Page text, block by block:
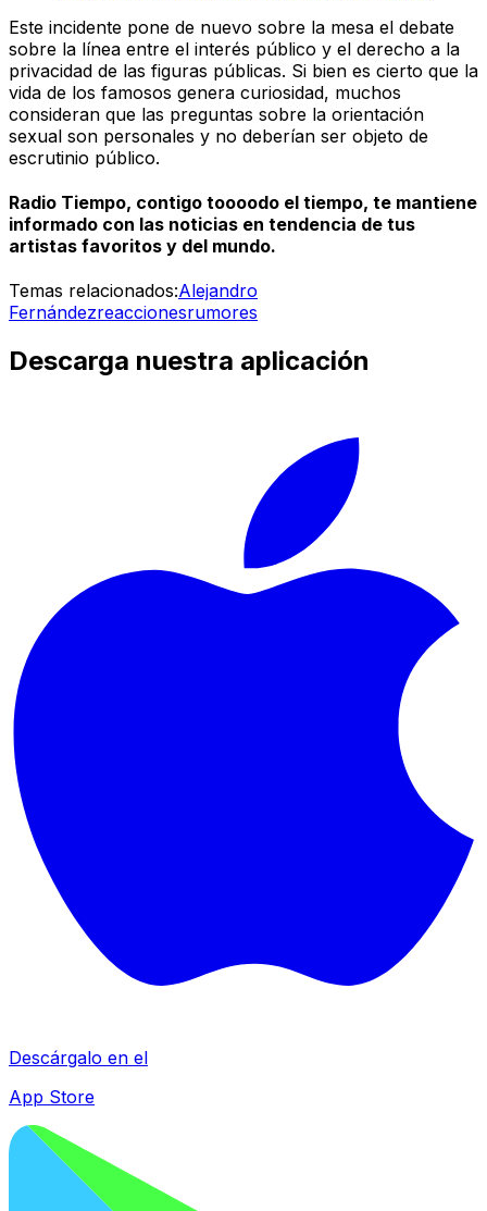
Este incidente pone de nuevo sobre la mesa el debate
sobre la línea entre el interés público y el derecho a la
privacidad de las figuras públicas. Si bien es cierto que la
vida de los famosos genera curiosidad, muchos
consideran que las preguntas sobre la orientación
sexual son personales y no deberían ser objeto de
escrutinio público.
Radio Tiempo, contigo toooodo el tiempo, te mantiene
informado con las noticias en tendencia de tus
artistas favoritos y del mundo.
Temas relacionados:Alejandro
Fernándezreaccionesrumores
Descarga nuestra aplicación
Descárgalo en el
App Store